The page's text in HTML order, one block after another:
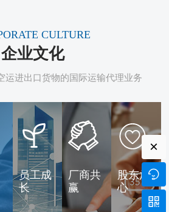
CULTURE
企业文化
运进出口货物的国际运输代理业务
员工成
长
厂商共
赢
股东放
心
×

